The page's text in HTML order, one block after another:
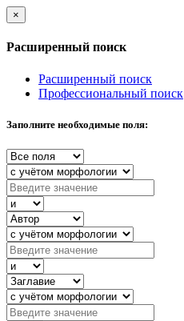
×
Расширенный поиск
Расширенный поиск
Профессиональный поиск
Заполните необходимые поля: